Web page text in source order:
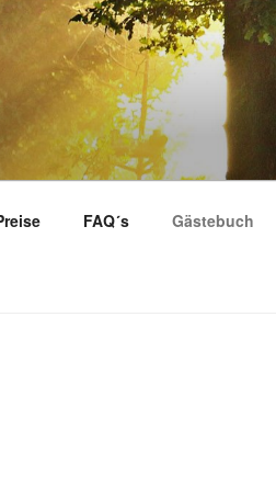
FAQ´s Gästebuch